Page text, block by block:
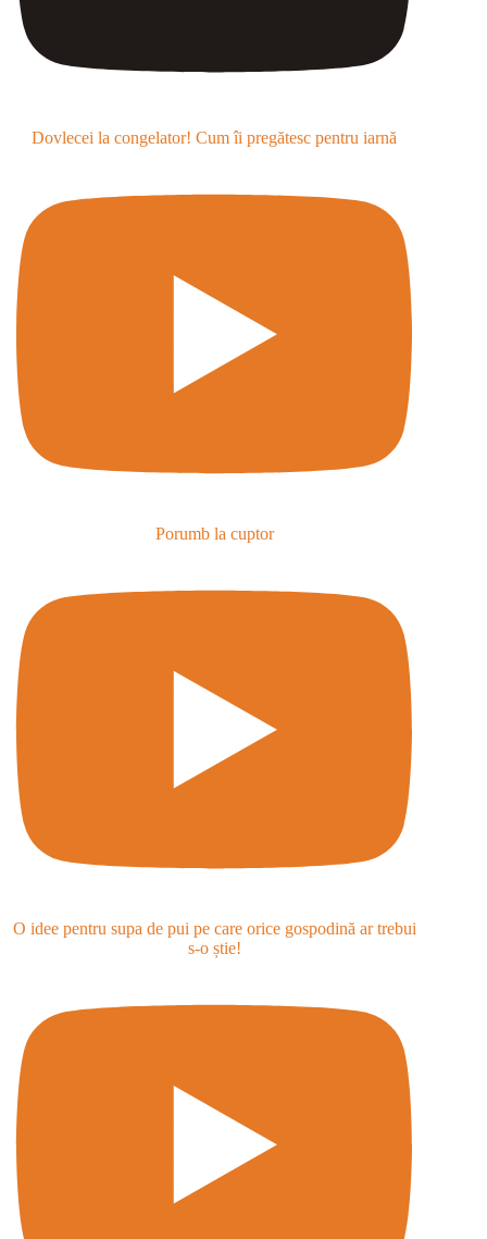
Dovlecei la congelator! Cum îi pregătesc pentru iarnă
Porumb la cuptor
O idee pentru supa de pui pe care orice gospodină ar trebui
s-o știe!